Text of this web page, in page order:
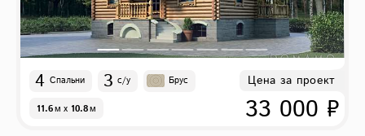
4 Спальни 3 с/у Брус
11.6м x 10.8м
Цена за проект
33 000 ₽